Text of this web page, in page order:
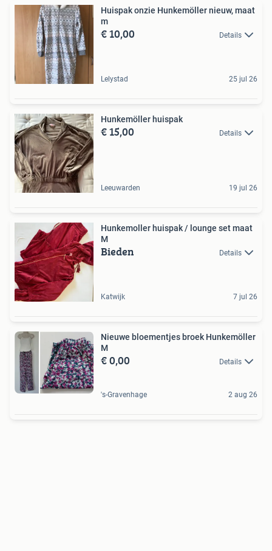
Huispak onzie Hunkemöller nieuw, maat
m
€ 10,00 Details
Lelystad 25 jul 26
Hunkemöller huispak
€ 15,00 Details
Leeuwarden 19 jul 26
Hunkemoller huispak / lounge set maat
M
Bieden Details
Katwijk 7 jul 26
Nieuwe bloementjes broek Hunkemöller
M
€ 0,00 Details
's-Gravenhage 2 aug 26